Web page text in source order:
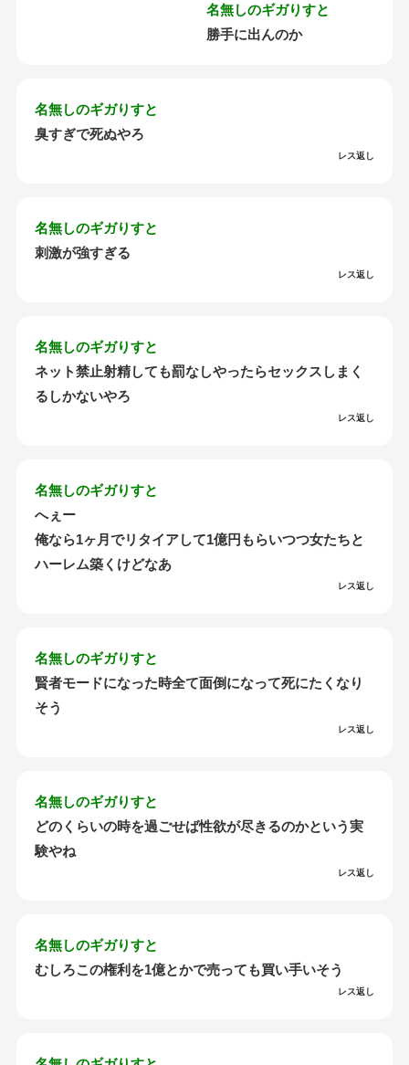
名無しのギガりすと
勝手に出んのか
名無しのギガりすと
臭すぎで死ぬやろ
レス返し
名無しのギガりすと
刺激が強すぎる
レス返し
名無しのギガりすと
ネット禁止射精しても罰なしやったらセックスしまく
るしかないやろ
レス返し
名無しのギガりすと
へぇー
俺なら1ヶ月でリタイアして1億円もらいつつ女たちと
ハーレム築くけどなあ
レス返し
名無しのギガりすと
賢者モードになった時全て面倒になって死にたくなり
そう
レス返し
名無しのギガりすと
どのくらいの時を過ごせば性欲が尽きるのかという実
験やね
レス返し
名無しのギガりすと
むしろこの権利を1億とかで売っても買い手いそう
レス返し